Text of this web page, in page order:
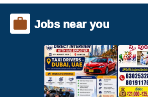
Jobs near you